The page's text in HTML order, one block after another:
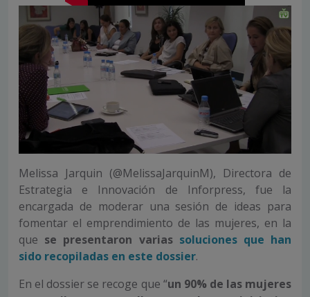
Melissa Jarquin (@MelissaJarquinM), Directora de
Estrategia e Innovación de Inforpress, fue la
encargada de moderar una sesión de ideas para
fomentar el emprendimiento de las mujeres, en la
que se presentaron varias soluciones que han
sido recopiladas en este dossier.
En el dossier se recoge que “un 90% de las mujeres